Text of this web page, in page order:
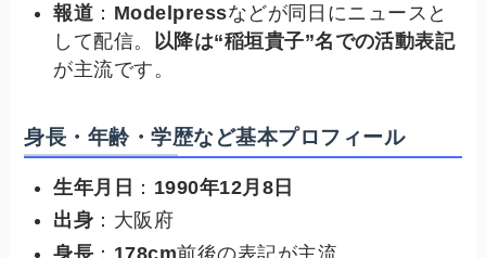
報道 ： Modelpressなどが同日にニュースと
して配信。
以降は“稲垣貴子”名での活動表記
が主流です。
身長・年齢・学歴など基本プロフィール
生年月日 ： 1990年12月8日
出身 ：大阪府
身長 ： 178cm前後の表記が主流